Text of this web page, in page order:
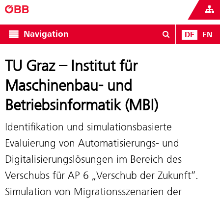
Navigation DE EN
TU Graz – Institut für
Maschinenbau- und
Betriebsinformatik (MBI)
Identifikation und simulationsbasierte
Evaluierung von Automatisierungs- und
Digitalisierungslösungen im Bereich des
Verschubs für AP 6 „Verschub der Zukunft“.
Simulation von Migrationsszenarien der